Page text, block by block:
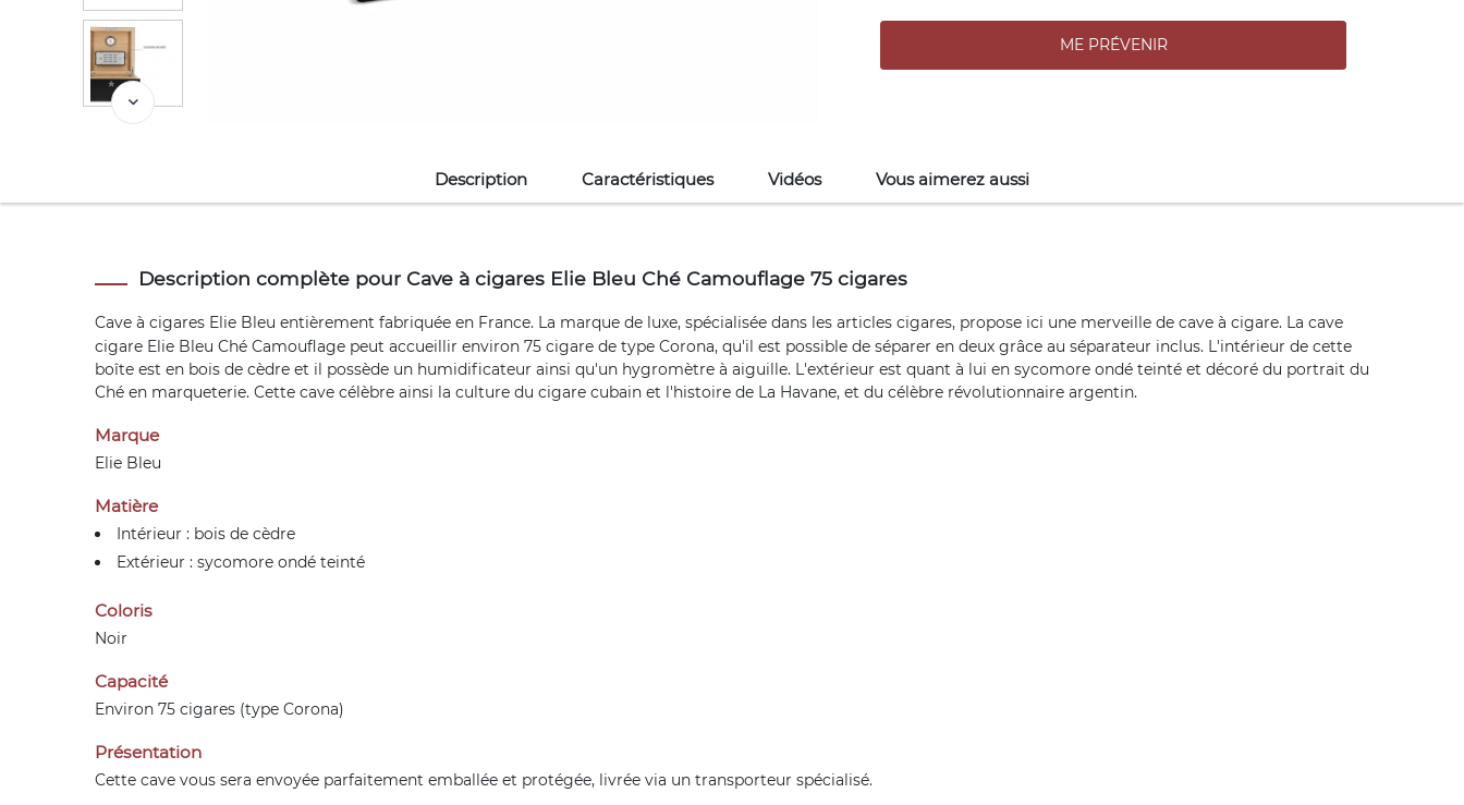
Description Caractéristiques Vidéos Vous aimerez aussi
Description complète pour Cave à cigares Elie Bleu Ché Camouflage 75 cigares
Cave à cigares Elie Bleu entièrement fabriquée en France. La marque de luxe, spécialisée dans les articles cigares, propose ici une merveille de cave à cigare. La cave
cigare Elie Bleu Ché Camouflage peut accueillir environ 75 cigare de type Corona, qu'il est possible de séparer en deux grâce au séparateur inclus. L'intérieur de cette
boîte est en bois de cèdre et il possède un humidificateur ainsi qu'un hygromètre à aiguille. L'extérieur est quant à lui en sycomore ondé teinté et décoré du portrait du
Ché en marqueterie. Cette cave célèbre ainsi la culture du cigare cubain et l'histoire de La Havane, et du célèbre révolutionnaire argentin.
Marque
Elie Bleu
Matière
Intérieur : bois de cèdre
Extérieur : sycomore ondé teinté
Coloris
Noir
Capacité
Environ 75 cigares (type Corona)
Présentation
Cette cave vous sera envoyée parfaitement emballée et protégée, livrée via un transporteur spécialisé.